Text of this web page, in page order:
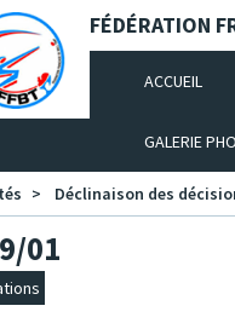
FÉDÉRATION
ACCUEIL
GALERIE
Déclinaison des
01